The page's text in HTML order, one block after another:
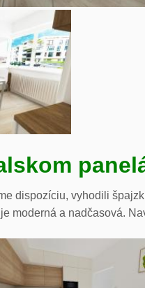
dispozíciu, vyhodili
moderná a nadčasová.